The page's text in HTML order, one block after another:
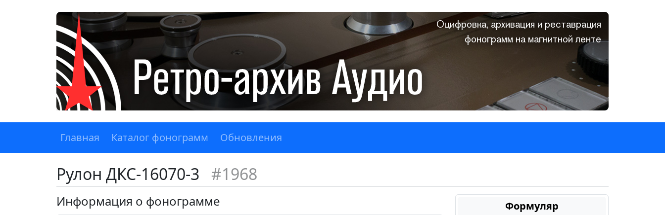
Оцифровка, архивация и реставрация
фонограмм на магнитной ленте
Главная Каталог фонограмм Обновления
Рулон ДКС-16070-3 #1968
Формуляр
Информация о фонограмме